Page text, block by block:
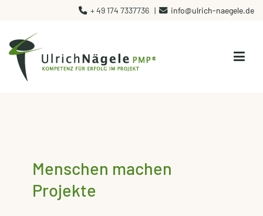
springen
‭+ 49 174 7337736‬ | info@ulrich-naegele.de
Menschen machen
Projekte